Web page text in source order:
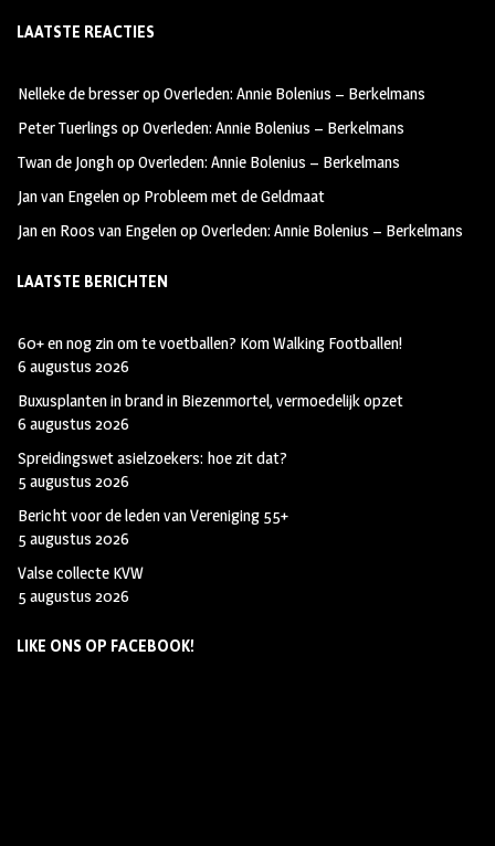
b
oo
k
ag
m
tt
LAATSTE REACTIES
Nelleke de bresseropOverleden: Annie Bolenius – Berkelmans
Peter Tuerlings opOverleden: Annie Bolenius – Berkelmans
Twan de JonghopOverleden: Annie Bolenius – Berkelmans
Jan van Engelenop Probleem met de Geldmaat
Jan en Roos van EngelenopOverleden: Annie Bolenius – Berkelmans
LAATSTE BERICHTEN
60+ en nog zin om te voetballen? Kom Walking Footballen!
6 augustus 2026
Buxusplanten in brand in Biezenmortel, vermoedelijk opzet
6 augustus 2026
Spreidingswet asielzoekers: hoe zit dat?
5 augustus 2026
Bericht voor de leden van Vereniging 55+
5 augustus 2026
Valse collecte KVW
5 augustus 2026
LIKE ONS OP FACEBOOK!